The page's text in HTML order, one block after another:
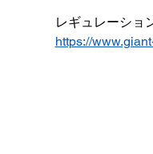
レギュレーショ
https://